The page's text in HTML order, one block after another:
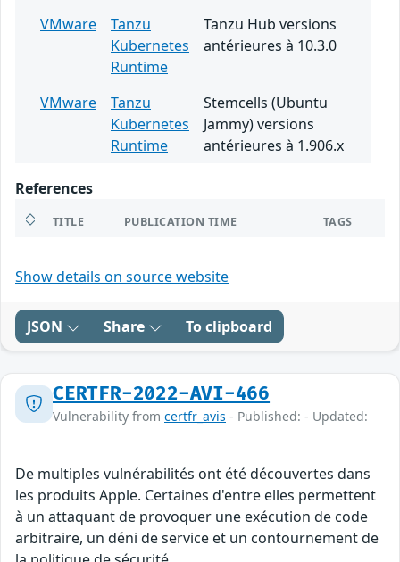
VMware
Tanzu
Kubernetes
Runtime
Tanzu Hub versions
antérieures à 10.3.0
VMware
Tanzu
Kubernetes
Runtime
Stemcells (Ubuntu
Jammy) versions
antérieures à 1.906.x
References
TITLE PUBLICATION TIME TAGS
Show details on source website
JSON Share To clipboard
CERTFR-2022-AVI-466
Vulnerability from certfr_avis - Published: - Updated:
De multiples vulnérabilités ont été découvertes dans
les produits Apple. Certaines d'entre elles permettent
à un attaquant de provoquer une exécution de code
arbitraire, un déni de service et un contournement de